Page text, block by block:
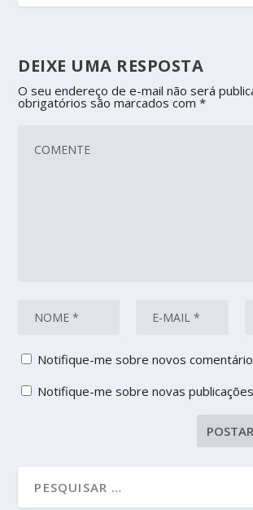
DEIXE UMA RESPOSTA
O seu endereço de e-mail não será
obrigatórios são marcados com*
Notifique-me sobre novos
Notifique-me sobre novas